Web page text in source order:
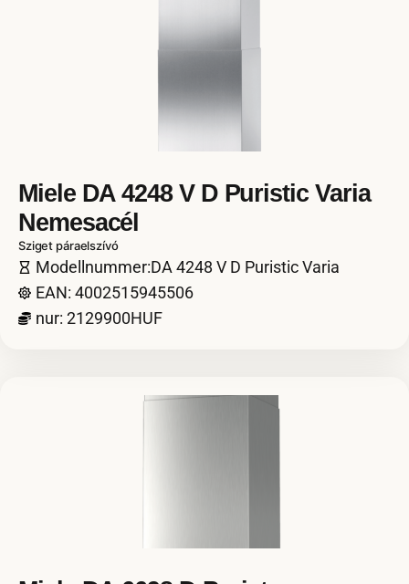
Miele DA 4248 V D Puristic Varia
Nemesacél
Sziget páraelszívó
Modellnummer:DA 4248 V D Puristic Varia
EAN: 4002515945506
nur: 2129900HUF